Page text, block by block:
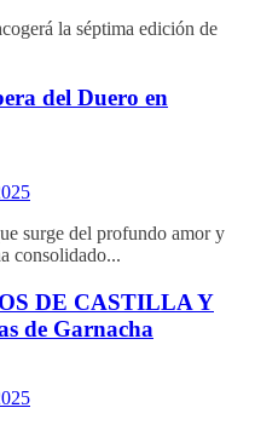
la séptima edición de
del Duero en
surge del profundo amor y
consolidado...
DE CASTILLA Y
de Garnacha